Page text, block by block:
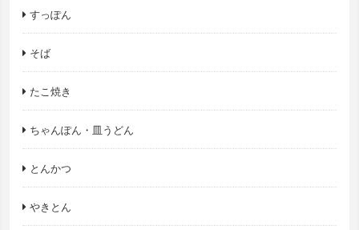
すっぽん
そば
たこ焼き
ちゃんぽん・皿うどん
とんかつ
やきとん